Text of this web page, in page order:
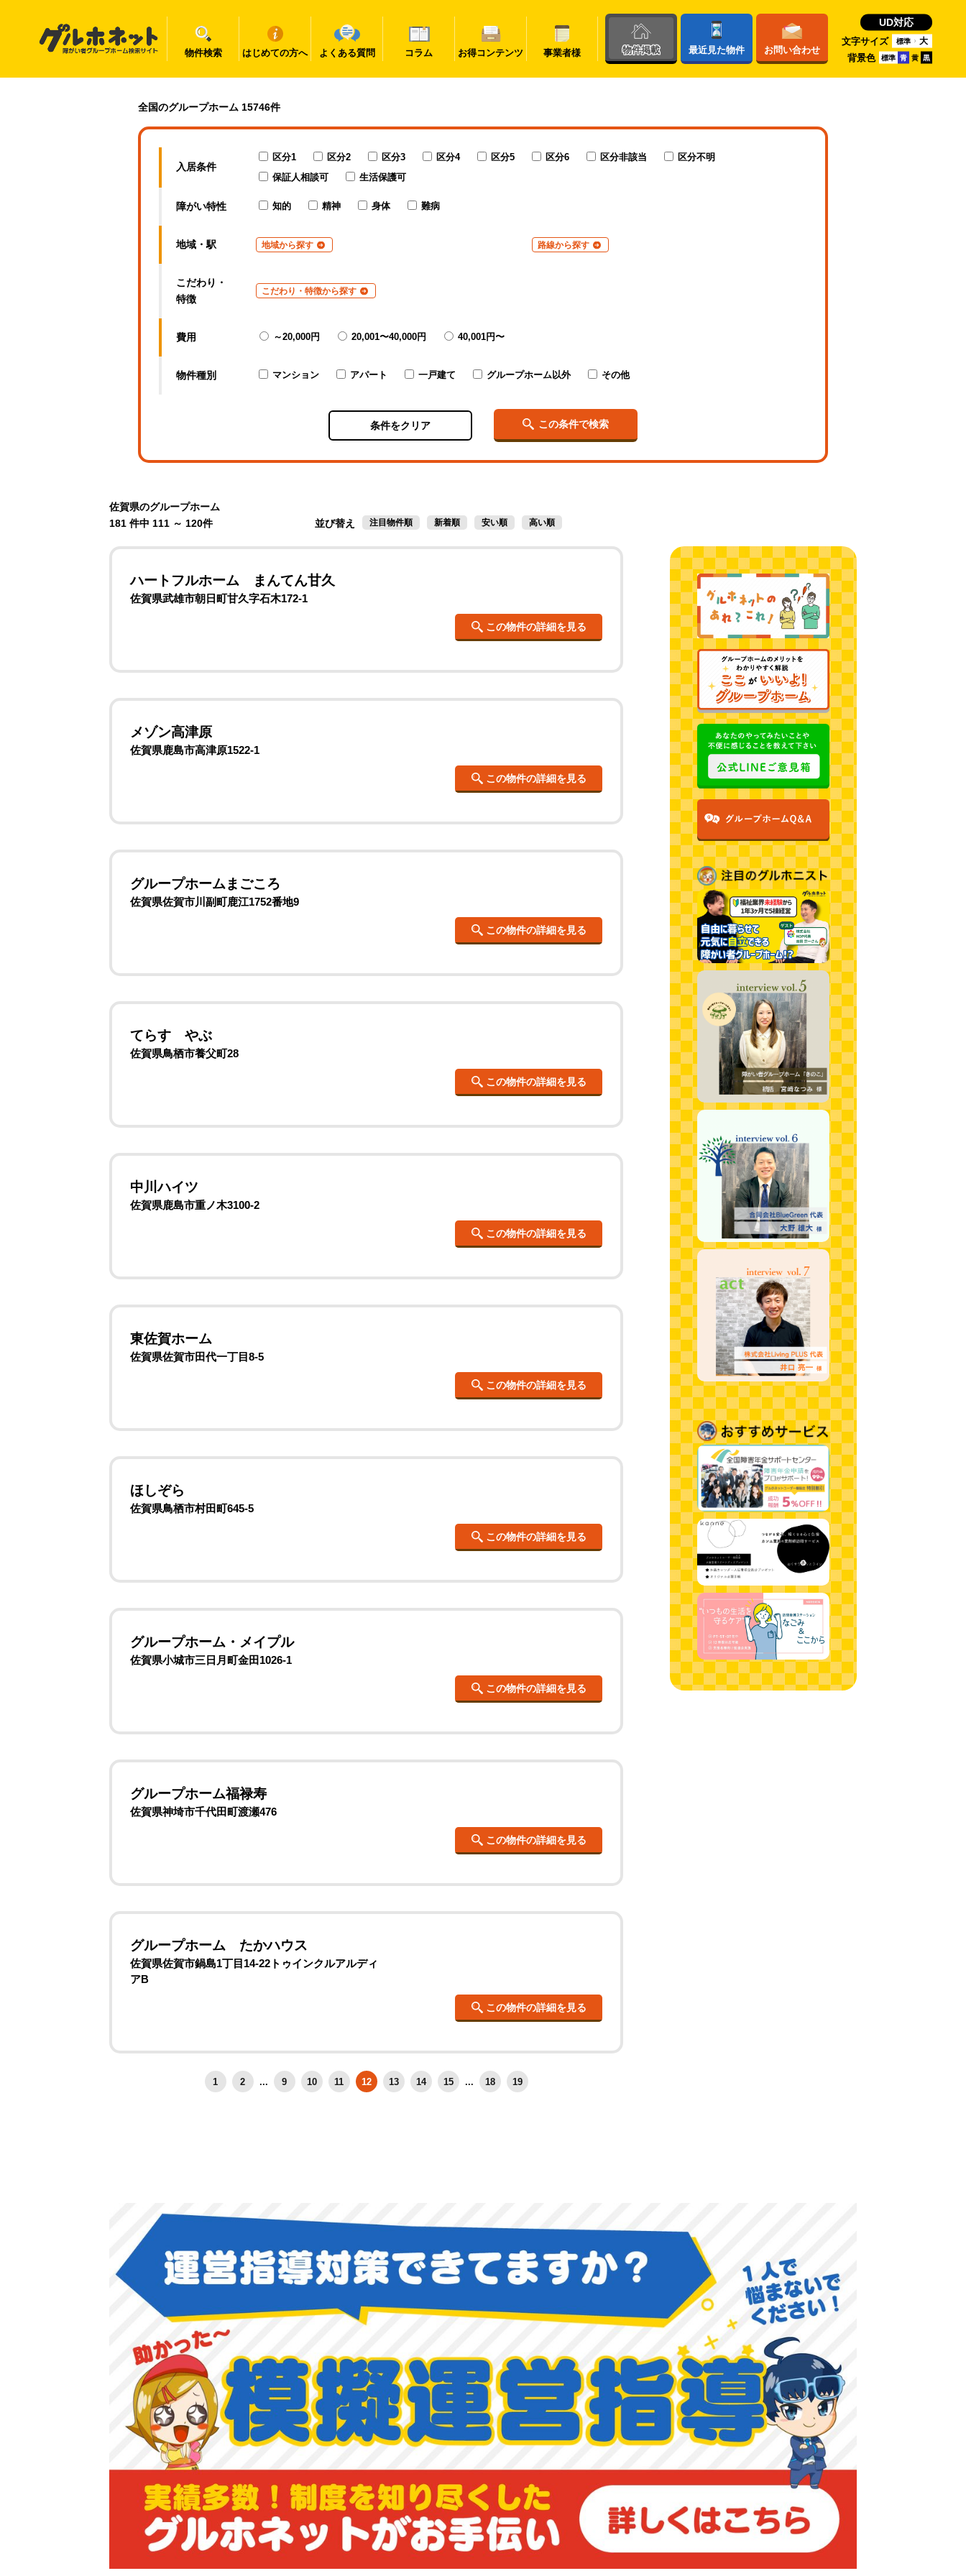
物件検索 はじめての方へ よくある質問 コラム お得コンテンツ 事業者様
UD対応
文字サイズ 標準 大
背景色 標準 青 黄 黒
物件掲載 最近見た物件 お問い合わせ
佐賀県の障がい者グループホーム一覧｜グルホネット
全国のグループホーム 15746件
入居条件
区分1 区分2 区分3 区分4 区分5 区分6 区分非該当
区分不明
保証人相談可
生活保護可
障がい特性 知的 精神 身体 難病
地域・駅 地域から探す 路線から探す
こだわり・
特徴
こだわり・特徴から探す
費用 ～20,000円 20,001〜40,000円 40,001円〜
物件種別 マンション アパート 一戸建て グループホーム以外 その他
条件をクリア この条件で検索
佐賀県のグループホーム
181 件中 111 ～ 120件
並び替え 注目物件順 新着順 安い順 高い順
ハートフルホーム まんてん甘久
佐賀県武雄市朝日町甘久字石木172-1
この物件の詳細を見る
メゾン高津原
佐賀県鹿島市高津原1522-1
この物件の詳細を見る
グループホームまごころ
佐賀県佐賀市川副町鹿江1752番地9
この物件の詳細を見る
てらす やぶ
佐賀県鳥栖市養父町28
この物件の詳細を見る
中川ハイツ
佐賀県鹿島市重ノ木3100-2
この物件の詳細を見る
東佐賀ホーム
佐賀県佐賀市田代一丁目8-5
この物件の詳細を見る
ほしぞら
佐賀県鳥栖市村田町645-5
この物件の詳細を見る
グループホーム・メイプル
佐賀県小城市三日月町金田1026-1
この物件の詳細を見る
グループホーム福禄寿
佐賀県神埼市千代田町渡瀬476
この物件の詳細を見る
グループホーム たかハウス
佐賀県佐賀市鍋島1丁目14-22トゥインクルアルディ
アB
この物件の詳細を見る
1 2 ... 9 10 11 12 13 14 15 ... 18 19